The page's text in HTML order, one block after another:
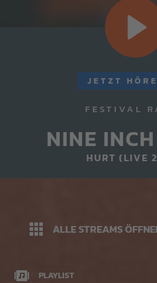
JETZT
FESTIVAL
NINE
HURT (LIVE
ALLE STREAMS
PLAYLIST